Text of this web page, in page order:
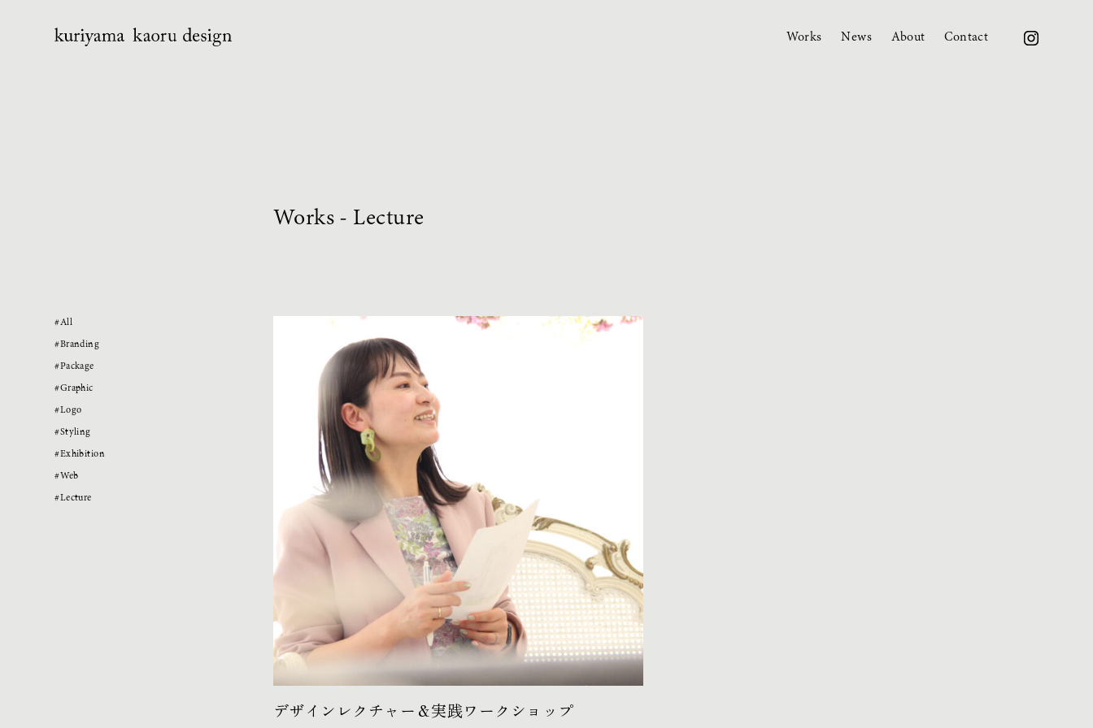
Works News About Contact
Works - Lecture
#All
#Branding
#Package
#Graphic
#Logo
#Styling
#Exhibition
#Web
#Lecture
デザインレクチャー＆実践ワークショップ